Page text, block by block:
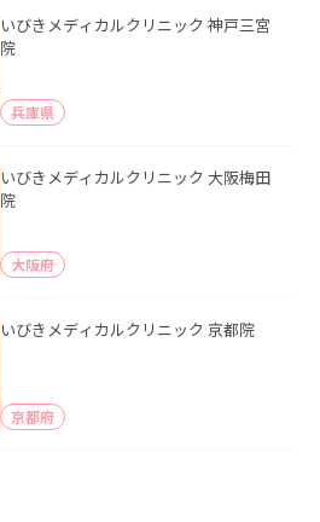
いびきメディカルクリニック 神戸三宮
院
兵庫県
いびきメディカルクリニック 大阪梅田
院
大阪府
いびきメディカルクリニック 京都院
京都府